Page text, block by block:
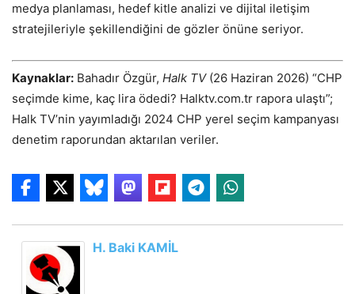
medya planlaması, hedef kitle analizi ve dijital iletişim
stratejileriyle şekillendiğini de gözler önüne seriyor.
Kaynaklar: Bahadır Özgür, Halk TV(26 Haziran 2026) “CHP
seçimde kime, kaç lira ödedi? Halktv.com.tr rapora ulaştı”;
Halk TV’nin yayımladığı 2024 CHP yerel seçim kampanyası
denetim raporundan aktarılan veriler.
H. Baki KAMİL